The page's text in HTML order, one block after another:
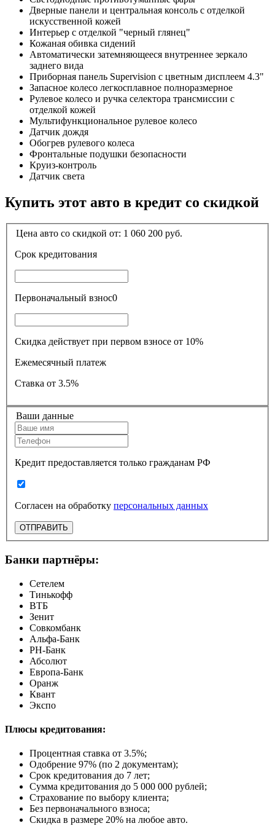
Дверные панели и центральная консоль с отделкой
искусственной кожей
Интерьер с отделкой "черный глянец"
Кожаная обивка сидений
Автоматически затемняющееся внутреннее зеркало
заднего вида
Приборная панель Supervision c цветным дисплеем 4.3"
Запасное колесо легкосплавное полноразмерное
Рулевое колесо и ручка селектора трансмиссии с
отделкой кожей
Мультифункциональное рулевое колесо
Датчик дождя
Обогрев рулевого колеса
Фронтальные подушки безопасности
Круиз-контроль
Датчик света
Купить этот авто в кредит со скидкой
Цена авто со скидкой от: 1 060 200 руб.
Срок кредитования
Первоначальный взнос0
Скидка действует при первом взносе от 10%
Ежемесячный платеж
Ставка от 3.5%
Ваши данные
Кредит предоставляется только гражданам РФ
Согласен на обработку персональных данных
ОТПРАВИТЬ
Банки партнёры:
Сетелем
Тинькофф
ВТБ
Зенит
Совкомбанк
Альфа-Банк
РН-Банк
Абсолют
Европа-Банк
Оранж
Квант
Экспо
Плюсы кредитования:
Процентная ставка от 3.5%;
Одобрение 97% (по 2 документам);
Срок кредитования до 7 лет;
Сумма кредитования до 5 000 000 рублей;
Страхование по выбору клиента;
Без первоначального взноса;
Скидка в размере 20% на любое авто.